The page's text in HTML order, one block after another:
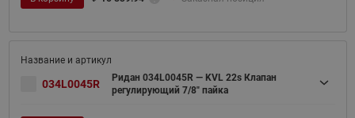
034L0045R
Ридан 034L0045R — KVL 22s Клапан
регулирующий 7/8" пайка